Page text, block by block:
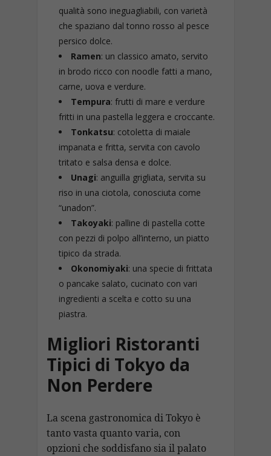
qualità sono ineguagliabili, con varietà
che spaziano dal tonno rosso al pesce
persico dolce.
Ramen: un classico amato, servito
in brodo ricco con noodle fatti a mano,
carne, uova e verdure.
Tempura: frutti di mare e verdure
fritti in una pastella leggera e croccante.
Tonkatsu: cotoletta di maiale
impanata e fritta, servita con cavolo
tritato e salsa densa e dolce.
Unagi: anguilla grigliata, servita su
riso in una ciotola, conosciuta come
“unadon”.
Takoyaki: palline di pastella cotte
con pezzi di polpo all’interno, un piatto
tipico da strada.
Okonomiyaki: una specie di frittata
o pancake salato, cucinato con vari
ingredienti a scelta e cotto su una
piastra.
Migliori Ristoranti
Tipici di Tokyo da
Non Perdere
La scena gastronomica di Tokyo è
tanto vasta quanto varia, con
opzioni che soddisfano sia il palato